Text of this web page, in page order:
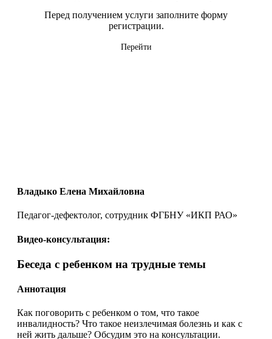
Перед получением услуги заполните форму
регистрации.
Перейти
Владыко Елена Михайловна
Педагог-дефектолог, сотрудник ФГБНУ «ИКП РАО»
Видео-консультация:
Беседа с ребенком на трудные темы
Аннотация
Как поговорить с ребенком о том, что такое
инвалидность? Что такое неизлечимая болезнь и как с
ней жить дальше? Обсудим это на консультации.